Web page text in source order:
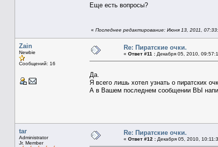
Еще есть вопросы?
« Последнее редактирование: Июня 13, 2011,
Zain
Newbie
Сообщений: 16
Re: Пиратские очки.
« Ответ #11 : Декабря 05, 2010,
Да.
Я всего лишь хотел узнать о пиратских
А в Вашем последнем сообщении ВЫ
tar
Administrator
Jr. Member
Re: Пиратские очки.
« Ответ #12 : Декабря 05, 2010,